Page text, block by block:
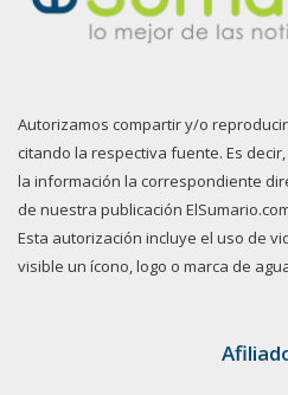
Autorizamos compartir y/o
citando la respectiva fuente. Es
la información la correspondiente
de nuestra publicación
Esta autorización incluye el uso de
visible un ícono, logo o marca de